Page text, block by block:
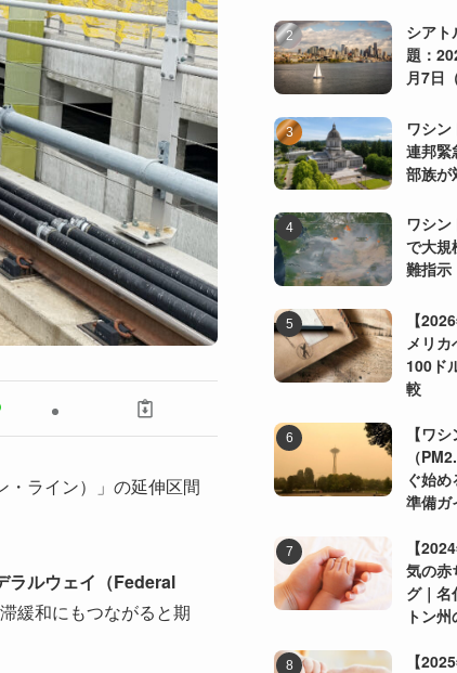
・ライン）」の延伸区間
ラルウェイ（Federal
緩和にもつながると期
シアト
題：
月7日
ワシ
連邦
部族が
ワシ
で大規
難指示
【
メリカ
100ド
較
【ワ
（
ぐ始
準備ガ
【
気の赤
グ｜名
トン
【